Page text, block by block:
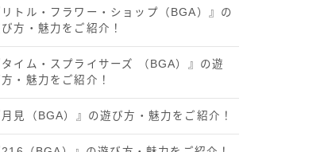
リトル・フラワー・ショップ（BGA）』の
方・魅力をご紹介！
タイム・スプライサーズ （BGA）』の遊
方・魅力をご紹介！
月見（BGA）』の遊び方・魅力をご紹介！